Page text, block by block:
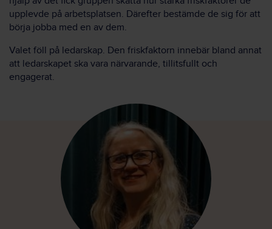
upplevde på arbetsplatsen. Därefter bestämde de sig för att
börja jobba med en av dem.
Valet föll på ledarskap. Den friskfaktorn innebär bland annat
att ledarskapet ska vara närvarande, tillitsfullt och
engagerat.